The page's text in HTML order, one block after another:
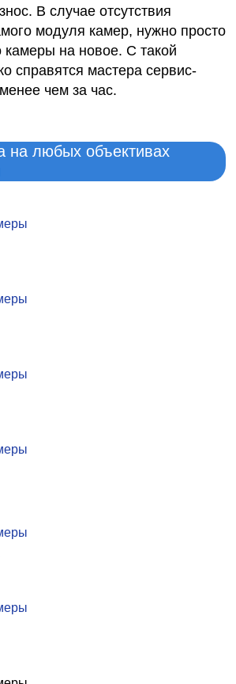
В случае отсутствия
модуля камер, нужно просто
камеры на новое. С такой
справятся мастера сервис-
чем за час.
на любых объективах